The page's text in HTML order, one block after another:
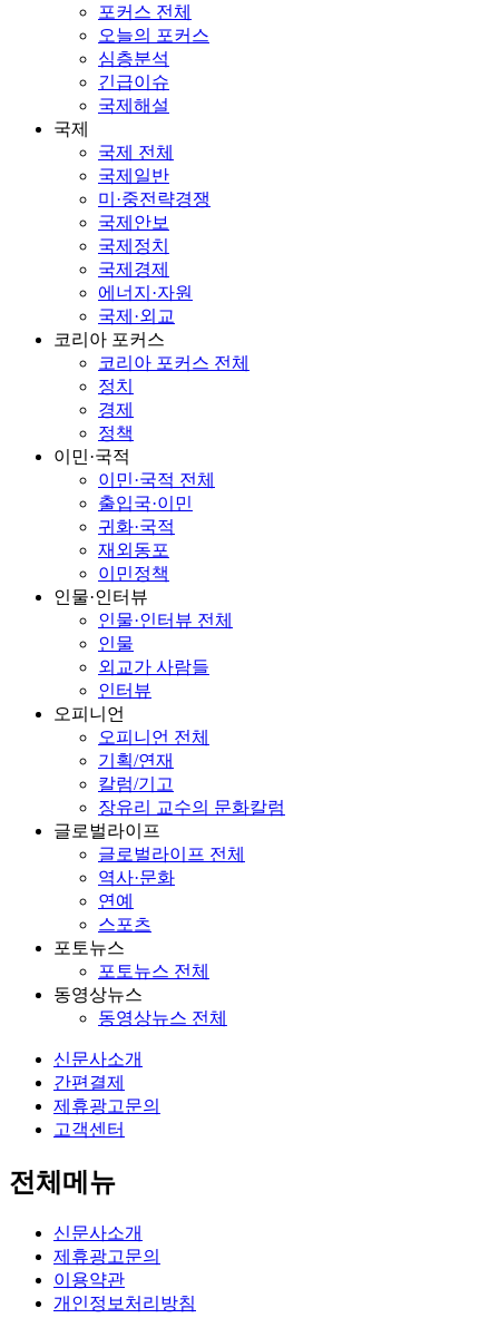
포커스 전체
오늘의 포커스
심층분석
긴급이슈
국제해설
국제
국제 전체
국제일반
미·중전략경쟁
국제안보
국제정치
국제경제
에너지·자원
국제·외교
코리아 포커스
코리아 포커스 전체
정치
경제
정책
이민·국적
이민·국적 전체
출입국·이민
귀화·국적
재외동포
이민정책
인물·인터뷰
인물·인터뷰 전체
인물
외교가 사람들
인터뷰
오피니언
오피니언 전체
기획/연재
칼럼/기고
장유리 교수의 문화칼럼
글로벌라이프
글로벌라이프 전체
역사·문화
연예
스포츠
포토뉴스
포토뉴스 전체
동영상뉴스
동영상뉴스 전체
신문사소개
간편결제
제휴광고문의
고객센터
전체메뉴
신문사소개
제휴광고문의
이용약관
개인정보처리방침